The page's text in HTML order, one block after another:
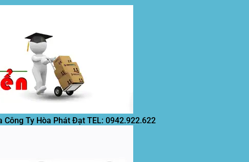
Công Ty Hòa Phát Đạt TEL: 0942.922.622